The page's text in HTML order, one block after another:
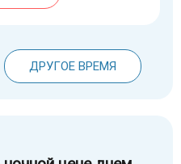
ДРУГОЕ ВРЕМЯ